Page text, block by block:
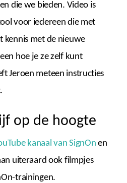
die we bieden. Video is
voor iedereen die met
kennis met de nieuwe
hoe je ze zelf kunt
Jeroen meteen instructies
op de hoogte
kanaal van SignOn en
uiteraard ook filmpjes
trainingen.